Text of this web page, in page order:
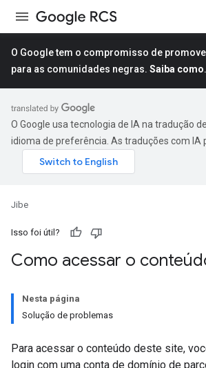
O Google tem o compromisso de
para as comunidades negras. Saiba como.
O Google usa tecnologia de IA na tradução
idioma de preferência. As traduções com IA
Jibe
Isso foi útil?
Como acessar o
Nesta página
Solução de problemas
Para acessar o conteúdo deste site,
login com uma conta de domínio de